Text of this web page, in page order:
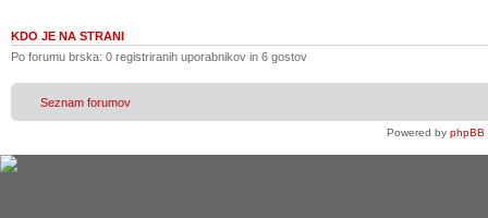
KDO JE NA STRANI
Po forumu brska: 0 registriranih uporabnikov in 6 gostov
Seznam forumov
Powered byphpBB